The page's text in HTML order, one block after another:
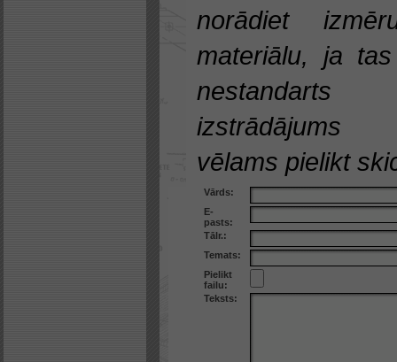
norādiet
materiālu, ja
nestandarts
vēlams pielikt
Vārds:
E-
pasts:
Tālr.:
Temats:
Pielikt
failu:
Teksts: